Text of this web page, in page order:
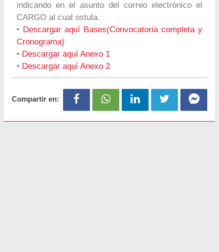
indicando en el asunto del correo electrónico el
CARGO al cual ostula.
• Descargar aquí Bases(Convocatoria completa y
Cronograma)
• Descargar aquí Anexo 1
• Descargar aquí Anexo 2
Compartir en: